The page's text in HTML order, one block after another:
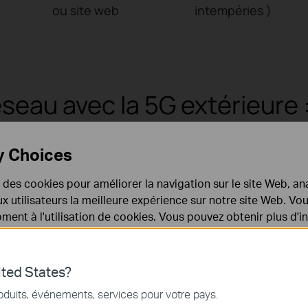
ou site web
intempéries )
avec la 5G
rapide et fiable, le routeur Omada ER701-5G-
haut débit filaire est difficilement accessible. Il
pour les passerelles intérieures. Idéal pour les
States?
événements, services pour votre pays.
Choices
des cookies pour améliorer la navigation sur le site Web,
utilisateurs la meilleure expérience sur notre site Web.
à l'utilisation de cookies. Vous pouvez obtenir plus
.
au fonctionnement du site Web et ne peuvent